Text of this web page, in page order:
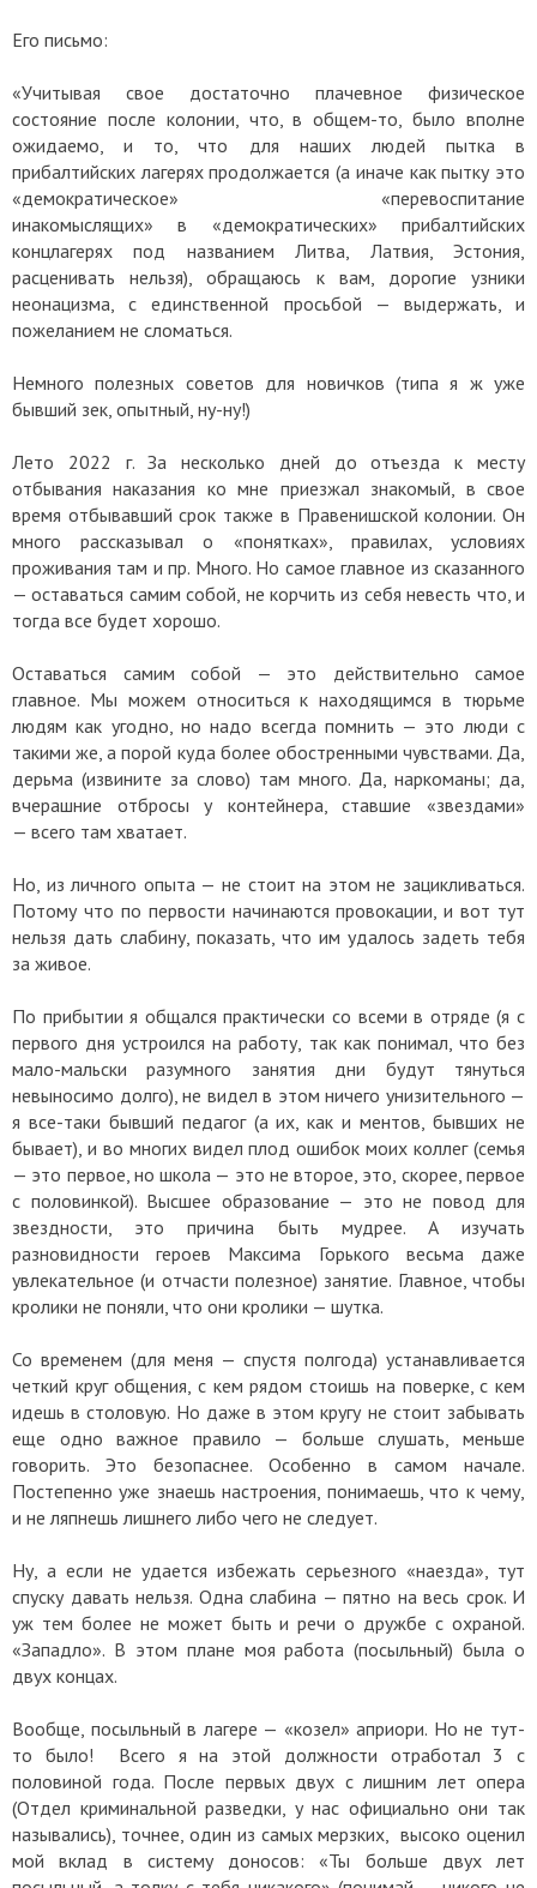
Его письмо:
«Учитывая свое достаточно плачевное физическое
состояние после колонии, что, в общем-то, было вполне
ожидаемо, и то, что для наших людей пытка в
прибалтийских лагерях продолжается (а иначе как пытку это
«демократическое» «перевоспитание
инакомыслящих» в «демократических» прибалтийских
концлагерях под названием Литва, Латвия, Эстония,
расценивать нельзя), обращаюсь к вам, дорогие узники
неонацизма, с единственной просьбой — выдержать, и
пожеланием не сломаться.
Немного полезных советов для новичков (типа я ж уже
бывший зек, опытный, ну-ну!)
Лето 2022 г. За несколько дней до отъезда к месту
отбывания наказания ко мне приезжал знакомый, в свое
время отбывавший срок также в Правенишской колонии. Он
много рассказывал о «понятках», правилах, условиях
проживания там и пр. Много. Но самое главное из сказанного
— оставаться самим собой, не корчить из себя невесть что, и
тогда все будет хорошо.
Оставаться самим собой — это действительно самое
главное. Мы можем относиться к находящимся в тюрьме
людям как угодно, но надо всегда помнить — это люди с
такими же, а порой куда более обостренными чувствами. Да,
дерьма (извините за слово) там много. Да, наркоманы; да,
вчерашние отбросы у контейнера, ставшие «звездами»
— всего там хватает.
Но, из личного опыта — не стоит на этом не зацикливаться.
Потому что по первости начинаются провокации, и вот тут
нельзя дать слабину, показать, что им удалось задеть тебя
за живое.
По прибытии я общался практически со всеми в отряде (я с
первого дня устроился на работу, так как понимал, что без
мало-мальски разумного занятия дни будут тянуться
невыносимо долго), не видел в этом ничего унизительного —
я все-таки бывший педагог (а их, как и ментов, бывших не
бывает), и во многих видел плод ошибок моих коллег (семья
— это первое, но школа — это не второе, это, скорее, первое
с половинкой). Высшее образование — это не повод для
звездности, это причина быть мудрее. А изучать
разновидности героев Максима Горького весьма даже
увлекательное (и отчасти полезное) занятие. Главное, чтобы
кролики не поняли, что они кролики — шутка.
Со временем (для меня — спустя полгода) устанавливается
четкий круг общения, с кем рядом стоишь на поверке, с кем
идешь в столовую. Но даже в этом кругу не стоит забывать
еще одно важное правило — больше слушать, меньше
говорить. Это безопаснее. Особенно в самом начале.
Постепенно уже знаешь настроения, понимаешь, что к чему,
и не ляпнешь лишнего либо чего не следует.
Ну, а если не удается избежать серьезного «наезда», тут
спуску давать нельзя. Одна слабина — пятно на весь срок. И
уж тем более не может быть и речи о дружбе с охраной.
«Западло». В этом плане моя работа (посыльный) была о
двух концах.
Вообще, посыльный в лагере — «козел» априори. Но не тут-
то было! Всего я на этой должности отработал 3 с
половиной года. После первых двух с лишним лет опера
(Отдел криминальной разведки, у нас официально они так
назывались), точнее, один из самых мерзких, высоко оценил
мой вклад в систему доносов: «Ты больше двух лет